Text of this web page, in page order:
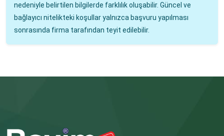
nedeniyle belirtilen bilgilerde farklılık oluşabilir. Güncel ve
bağlayıcı nitelikteki koşullar yalnızca başvuru yapılması
sonrasında firma tarafından teyit edilebilir.